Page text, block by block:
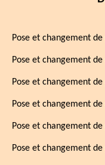
Pose et changement
Pose et changement
Pose et changement
Pose et changement
Pose et changement
Pose et changement